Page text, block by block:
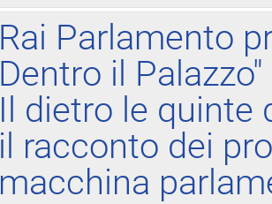
Rai Parlamento
Dentro il Palazzo"
Il dietro le quinte
il racconto dei
macchina